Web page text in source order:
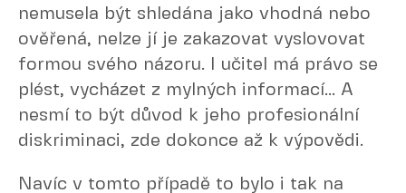
nemusela být shledána jako vhodná nebo
ověřená, nelze jí je zakazovat vyslovovat
formou svého názoru. I učitel má právo se
plést, vycházet z mylných informací... A
nesmí to být důvod k jeho profesionální
diskriminaci, zde dokonce až k výpovědi.
Navíc v tomto případě to bylo i tak na